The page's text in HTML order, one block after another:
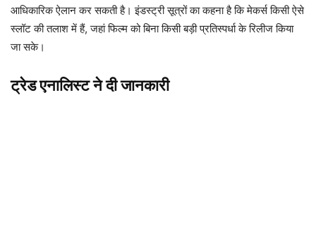
आधिकारिक ऐलान कर सकती है। इंडस्ट्री सूत्रों का कहना है कि मेकर्स किसी ऐसे
स्लॉट की तलाश में हैं, जहां फिल्म को बिना किसी बड़ी प्रतिस्पर्धा के रिलीज किया
जा सके।
ट्रेड एनालिस्ट ने दी जानकारी